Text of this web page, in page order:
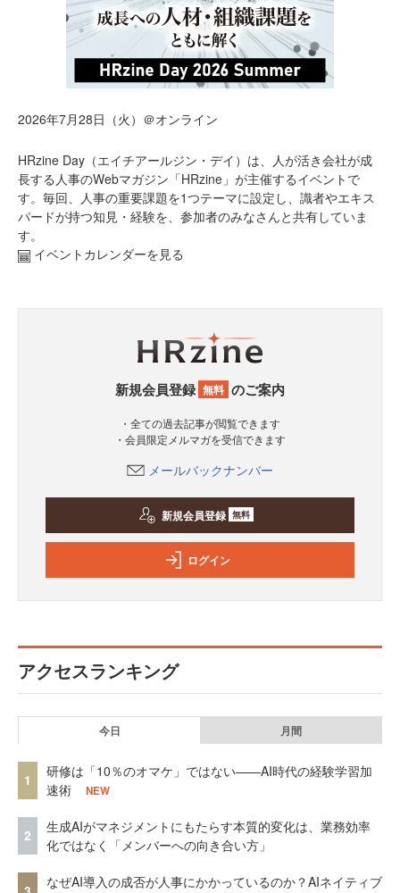
2026年7月28日（火）＠オンライン
HRzine Day（エイチアールジン・デイ）は、人が活き会社が成
長する人事のWebマガジン「HRzine」が主催するイベントで
す。毎回、人事の重要課題を1つテーマに設定し、識者やエキス
パードが持つ知見・経験を、参加者のみなさんと共有していま
す。
イベントカレンダーを見る
新規会員登録 無料 のご案内
・全ての過去記事が閲覧できます
・会員限定メルマガを受信できます
メールバックナンバー
新規会員登録 無料
ログイン
アクセスランキング
今日 月間
1
研修は「10％のオマケ」ではない——AI時代の経験学習加
速術
NEW
2
生成AIがマネジメントにもたらす本質的変化は、業務効率
化ではなく「メンバーへの向き合い方」
なぜAI導入の成否が人事にかかっているのか？AIネイティブ